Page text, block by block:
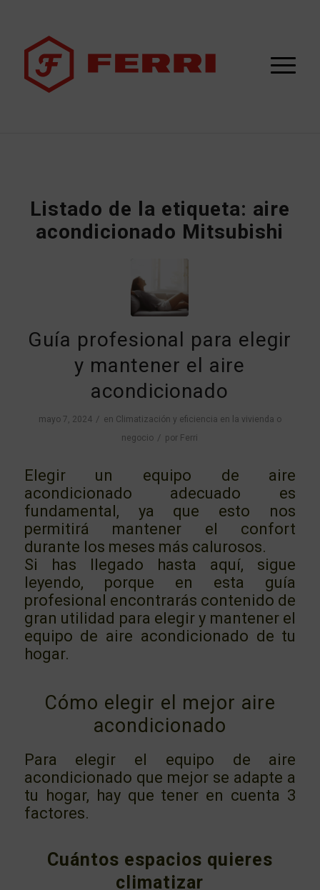
Listado de la etiqueta: aire
acondicionado Mitsubishi
Guía profesional para elegir
y mantener el aire
acondicionado
mayo 7, 2024 / en Climatización y eficiencia en la vivienda o
negocio / por Ferri
Elegir un equipo de aire
acondicionado adecuado es
fundamental, ya que esto nos
permitirá mantener el confort
durante los meses más calurosos.
Si has llegado hasta aquí, sigue
leyendo, porque en esta guía
profesional encontrarás contenido de
gran utilidad para elegir y mantener el
equipo de aire acondicionado de tu
hogar.
Cómo elegir el mejor aire
acondicionado
Para elegir el equipo de aire
acondicionado que mejor se adapte a
tu hogar, hay que tener en cuenta 3
factores.
Cuántos espacios quieres
climatizar